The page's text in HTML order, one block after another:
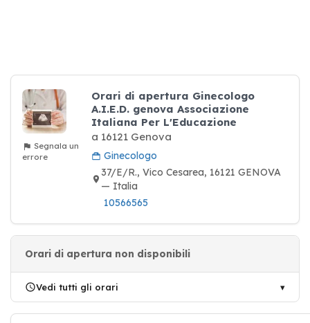
Segnala un
errore
Orari di apertura Ginecologo
A.I.E.D. genova Associazione
Italiana Per L'Educazione
a 16121 Genova
Ginecologo
37/E/R., Vico Cesarea, 16121 GENOVA
— Italia
10566565
Orari di apertura non disponibili
Vedi tutti gli orari